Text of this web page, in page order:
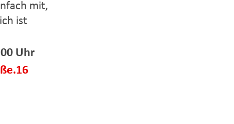
mit,
ist
Uhr